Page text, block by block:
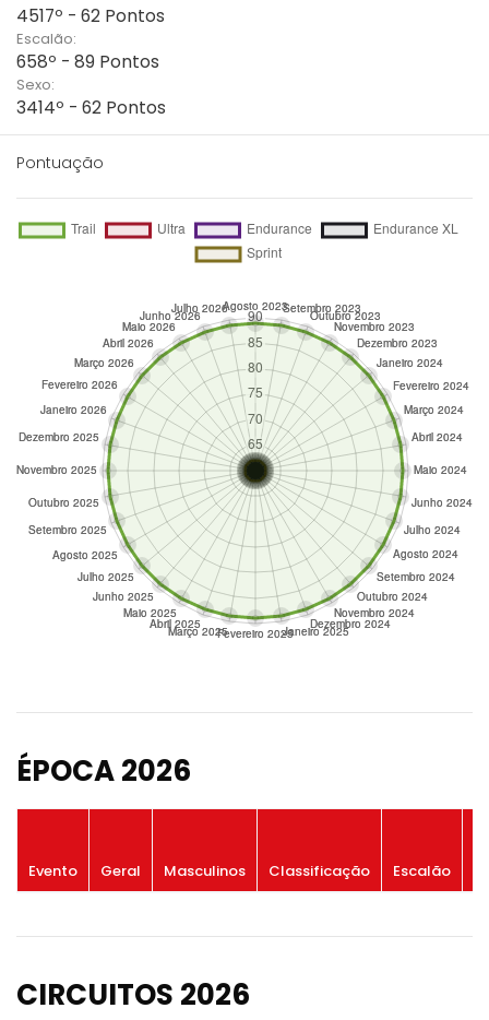
4517º - 62 Pontos
Escalão:
658º - 89 Pontos
Sexo:
3414º - 62 Pontos
Pontuação
ÉPOCA 2026
Evento Geral Masculinos Classificação Escalão
CIRCUITOS 2026